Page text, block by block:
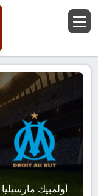
أولمبيك مارسيليا